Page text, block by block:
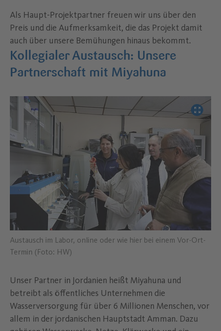
Als Haupt-Projektpartner freuen wir uns über den
Preis und die Aufmerksamkeit, die das Projekt damit
auch über unsere Bemühungen hinaus bekommt.
Kollegialer Austausch: Unsere
Partnerschaft mit Miyahuna
Austausch im Labor, online oder wie hier bei einem Vor-Ort-
Termin (Foto: HW)
Bild
Unser Partner in Jordanien heißt Miyahuna und
betreibt als öffentliches Unternehmen die
Wasserversorgung für über 6 Millionen Menschen, vor
allem in der jordanischen Hauptstadt Amman. Dazu